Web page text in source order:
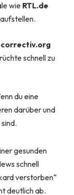
wieRTL.de
correctiv.org
schnell zu
du eine
darüber und
gesunden
schnell
verstorben“
deutlich ab.